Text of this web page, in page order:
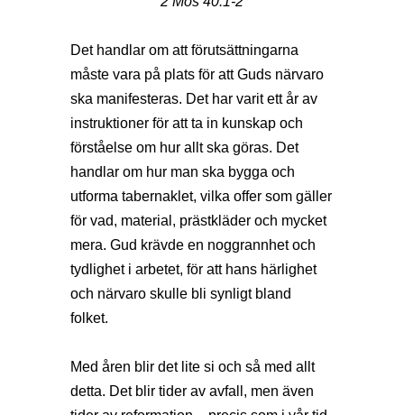
Det handlar om att förutsättningarna
måste vara på plats för att Guds närvaro
ska manifesteras. Det har varit ett år av
instruktioner för att ta in kunskap och
förståelse om hur allt ska göras. Det
handlar om hur man ska bygga och
utforma tabernaklet, vilka offer som gäller
för vad, material, prästkläder och mycket
mera. Gud krävde en noggrannhet och
tydlighet i arbetet, för att hans härlighet
och närvaro skulle bli synligt bland
folket.
Med åren blir det lite si och så med allt
detta. Det blir tider av avfall, men även